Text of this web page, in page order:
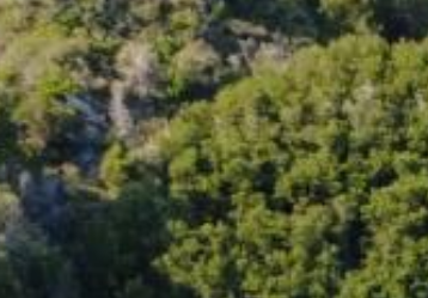
GRIESHEIM /
DARMSTADT
HAMBURG
HEIDELBERG
KARLSRUHE
KÖLN
PFORZHEIM
RHEINSTETTEN
SWR BADEN BADEN